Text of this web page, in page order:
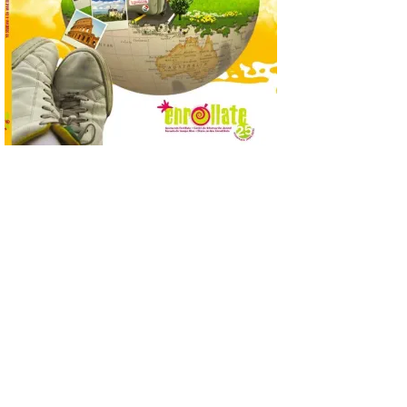
posición exacta del Sol y
así localizar el lugar ideal
para observar el eclipse
solar del 12 de agosto de 2026 sin
obstáculos. El visor es una herramienta a
la […]
Paradores renueva su